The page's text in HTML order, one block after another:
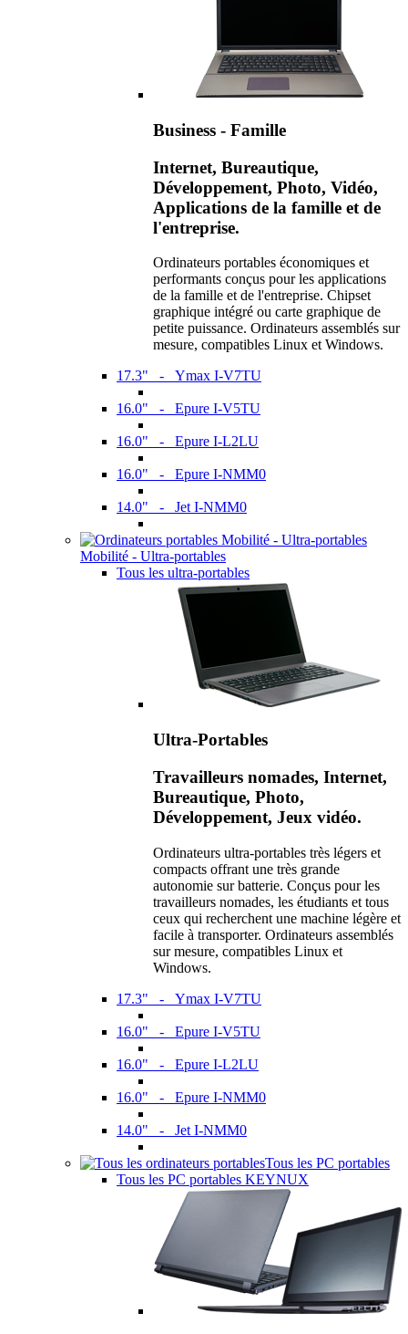
Business - Famille
Internet, Bureautique,
Développement, Photo, Vidéo,
Applications de la famille et de
l'entreprise.
Ordinateurs portables économiques et
performants conçus pour les applications
de la famille et de l'entreprise. Chipset
graphique intégré ou carte graphique de
petite puissance. Ordinateurs assemblés sur
mesure, compatibles Linux et Windows.
17.3" - Ymax I-V7TU
16.0" - Epure I-V5TU
16.0" - Epure I-L2LU
16.0" - Epure I-NMM0
14.0" - Jet I-NMM0
Mobilité - Ultra-portables
Tous les ultra-portables
Ultra-Portables
Travailleurs nomades, Internet,
Bureautique, Photo,
Développement, Jeux vidéo.
Ordinateurs ultra-portables très légers et
compacts offrant une très grande
autonomie sur batterie. Conçus pour les
travailleurs nomades, les étudiants et tous
ceux qui recherchent une machine légère et
facile à transporter. Ordinateurs assemblés
sur mesure, compatibles Linux et
Windows.
17.3" - Ymax I-V7TU
16.0" - Epure I-V5TU
16.0" - Epure I-L2LU
16.0" - Epure I-NMM0
14.0" - Jet I-NMM0
Tous les PC portables
Tous les PC portables KEYNUX